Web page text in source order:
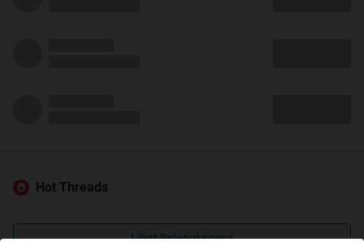
Hot Threads
Lihat Selengkapnya